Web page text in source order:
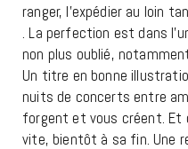
ranger, l’expédier au loin
. La perfection est dans
non plus oublié,
Un titre en bonne
nuits de concerts entre
forgent et vous créent.
vite, bientôt à sa fin. Une